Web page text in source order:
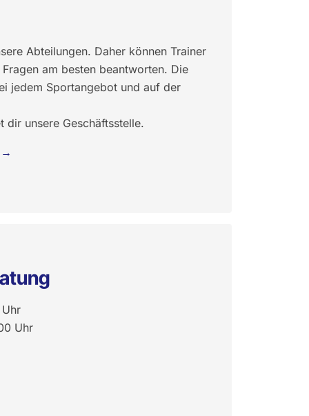
Abteilungen. Daher können Trainer
am besten beantworten. Die
jedem Sportangebot und auf der
dir unsere Geschäftsstelle.
Uhr